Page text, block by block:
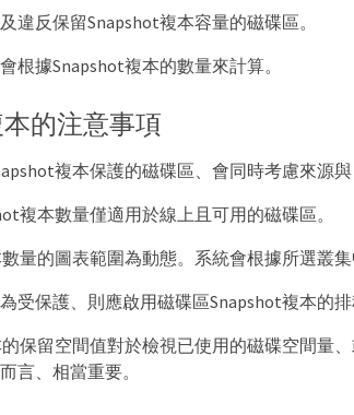
違反保留Snapshot複本容量的磁碟區。
根據Snapshot複本的數量來計算。
的注意事項
複本保護的磁碟區、會同時考慮來源與
複本數量僅適用於線上且可用的磁碟區。
量的圖表範圍為動態。系統會根據所選叢集
受保護、則應啟用磁碟區Snapshot複本的排
保留空間值對於檢視已使用的磁碟空間量
言、相當重要。